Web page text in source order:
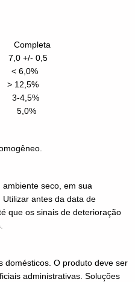
Completa
+/- 0,5
6,0%
4,5%
seco, em sua
antes da data de
que os sinais de deterioração
domésticos. O produto deve ser
administrativas. Soluções